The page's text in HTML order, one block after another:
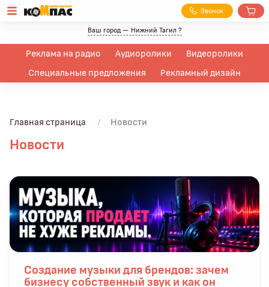
Звонок
Ваш город — Нижний Тагил ?
Реклама на радио Аудиоролики
Видеоролики
Специальные предложения
Рекламный дизайн
Главная страница / Новости
Новости
Создание музыки для брендов: зачем
бизнесу собственный звук и как он